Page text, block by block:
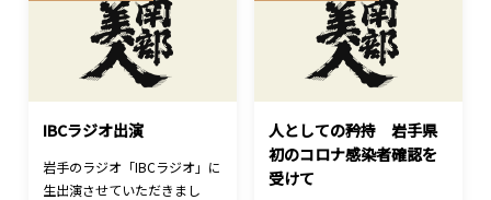
IBCラジオ出演
岩手のラジオ「IBCラジオ」に
生出演させていただきまし
人としての矜持 岩手県
初のコロナ感染者確認を
受けて